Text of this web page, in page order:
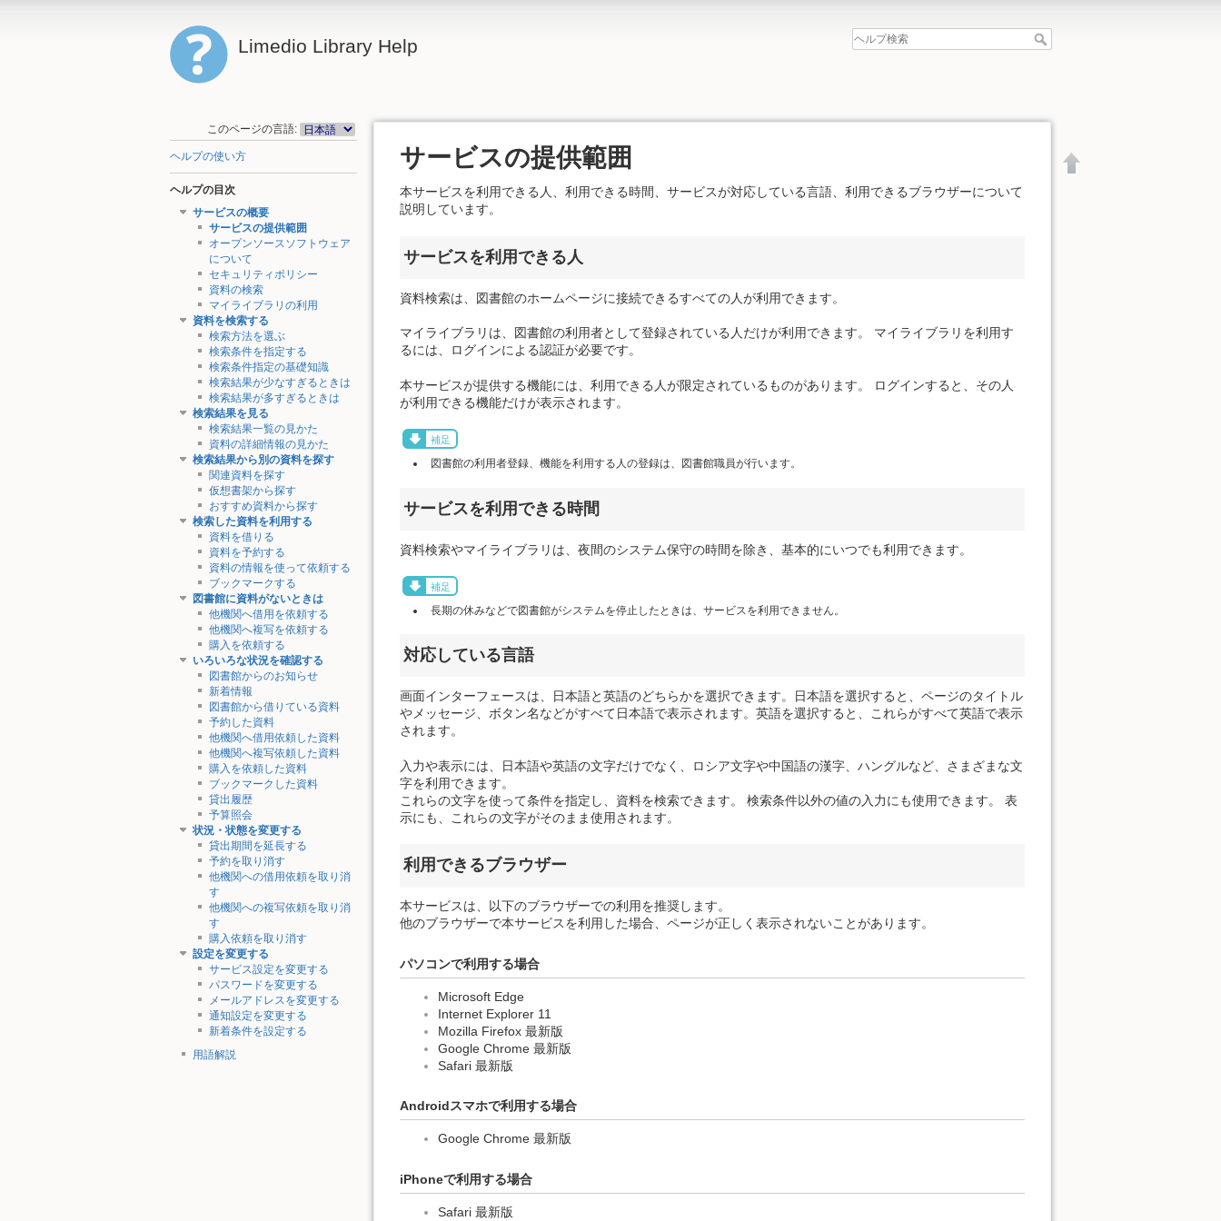
Limedio Library Help
このページの言語:
ヘルプの使い方
ヘルプの目次
サービスの概要
サービスの提供範囲
オープンソースソフトウェア
について
セキュリティポリシー
資料の検索
マイライブラリの利用
資料を検索する
検索方法を選ぶ
検索条件を指定する
検索条件指定の基礎知識
検索結果が少なすぎるときは
検索結果が多すぎるときは
検索結果を見る
検索結果一覧の見かた
資料の詳細情報の見かた
検索結果から別の資料を探す
関連資料を探す
仮想書架から探す
おすすめ資料から探す
検索した資料を利用する
資料を借りる
資料を予約する
資料の情報を使って依頼する
ブックマークする
図書館に資料がないときは
他機関へ借用を依頼する
他機関へ複写を依頼する
購入を依頼する
いろいろな状況を確認する
図書館からのお知らせ
新着情報
図書館から借りている資料
予約した資料
他機関へ借用依頼した資料
他機関へ複写依頼した資料
購入を依頼した資料
ブックマークした資料
貸出履歴
予算照会
状況・状態を変更する
貸出期間を延長する
予約を取り消す
他機関への借用依頼を取り消
す
他機関への複写依頼を取り消
す
購入依頼を取り消す
設定を変更する
サービス設定を変更する
パスワードを変更する
メールアドレスを変更する
通知設定を変更する
新着条件を設定する
用語解説
サービスの提供範囲
本サービスを利用できる人、利用できる時間、サービスが対応している言語、利用できるブラウザーについて
説明しています。
サービスを利用できる人
資料検索は、図書館のホームページに接続できるすべての人が利用できます。
マイライブラリは、図書館の利用者として登録されている人だけが利用できます。 マイライブラリを利用す
るには、ログインによる認証が必要です。
本サービスが提供する機能には、利用できる人が限定されているものがあります。 ログインすると、その人
が利用できる機能だけが表示されます。
補足
図書館の利用者登録、機能を利用する人の登録は、図書館職員が行います。
サービスを利用できる時間
資料検索やマイライブラリは、夜間のシステム保守の時間を除き、基本的にいつでも利用できます。
補足
長期の休みなどで図書館がシステムを停止したときは、サービスを利用できません。
対応している言語
画面インターフェースは、日本語と英語のどちらかを選択できます。日本語を選択すると、ページのタイトル
やメッセージ、ボタン名などがすべて日本語で表示されます。英語を選択すると、これらがすべて英語で表示
されます。
入力や表示には、日本語や英語の文字だけでなく、ロシア文字や中国語の漢字、ハングルなど、さまざまな文
字を利用できます。
これらの文字を使って条件を指定し、資料を検索できます。 検索条件以外の値の入力にも使用できます。 表
示にも、これらの文字がそのまま使用されます。
利用できるブラウザー
本サービスは、以下のブラウザーでの利用を推奨します。
他のブラウザーで本サービスを利用した場合、ページが正しく表示されないことがあります。
パソコンで利用する場合
Microsoft Edge
Internet Explorer 11
Mozilla Firefox 最新版
Google Chrome 最新版
Safari 最新版
Androidスマホで利用する場合
Google Chrome 最新版
iPhoneで利用する場合
Safari 最新版